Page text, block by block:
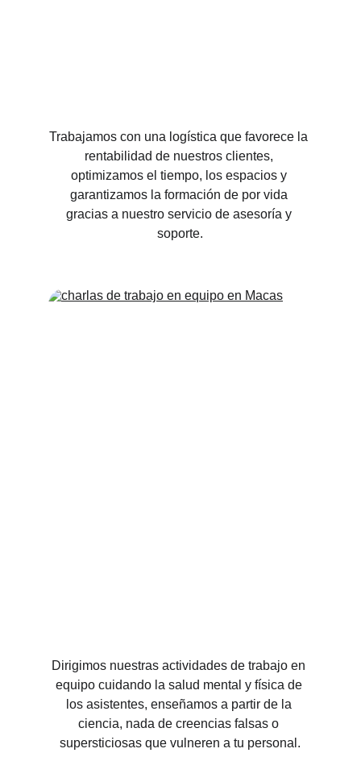
Trabajamos con una logística que favorece la
rentabilidad de nuestros clientes,
optimizamos el tiempo, los espacios y
garantizamos la formación de por vida
gracias a nuestro servicio de asesoría y
soporte.
Dirigimos nuestras actividades de trabajo en
equipo cuidando la salud mental y física de
los asistentes, enseñamos a partir de la
ciencia, nada de creencias falsas o
supersticiosas que vulneren a tu personal.